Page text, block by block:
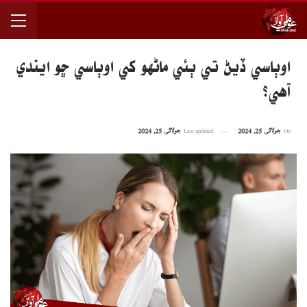
اوٻاسي ڏيڻ تي ٻئي ماڻهو کي اوٻاسي ڇو ايندي
آهي؟
جولائی 25, 2024 جولائی 25, 2024